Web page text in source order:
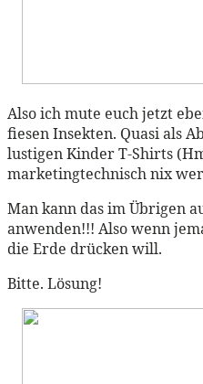
Also ich mute euch jetzt
fiesen Insekten. Quasi als
lustigen Kinder T-Shirts
marketingtechnisch nix
Man kann das im Übrigen
anwenden!!! Also wenn
die Erde drücken will.
Bitte. Lösung!